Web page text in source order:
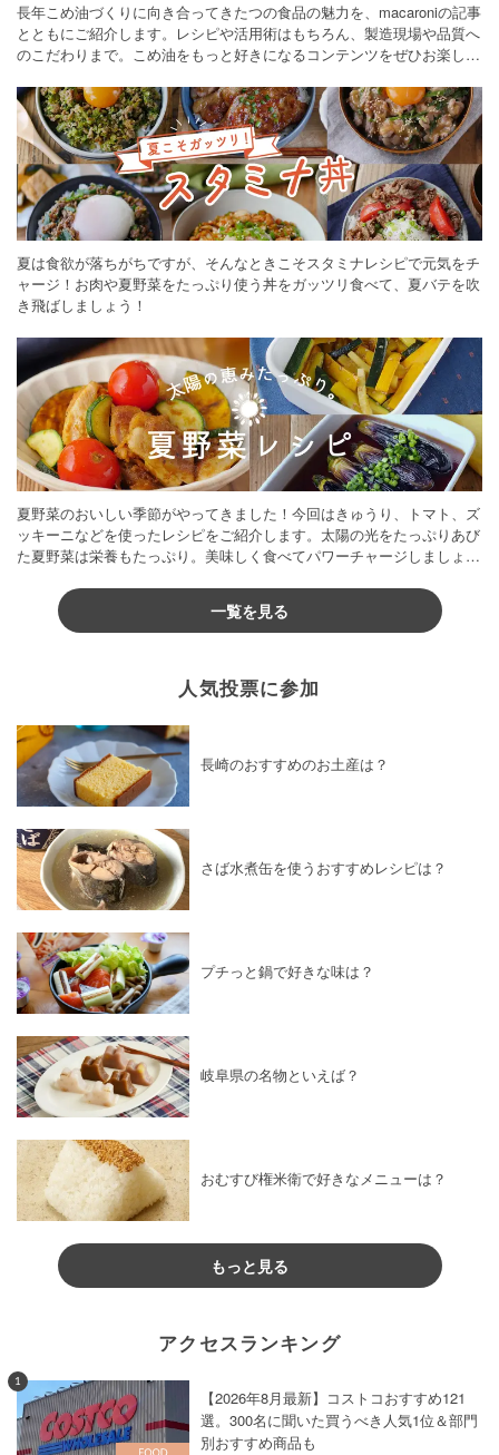
長年こめ油づくりに向き合ってきたつの食品の魅力を、macaroniの記事
とともにご紹介します。レシピや活用術はもちろん、製造現場や品質へ
のこだわりまで。こめ油をもっと好きになるコンテンツをぜひお楽しみ
夏は食欲が落ちがちですが、そんなときこそスタミナレシピで元気をチ
ャージ！お肉や夏野菜をたっぷり使う丼をガッツリ食べて、夏バテを吹
き飛ばしましょう！
夏野菜のおいしい季節がやってきました！今回はきゅうり、トマト、ズ
ッキーニなどを使ったレシピをご紹介します。太陽の光をたっぷりあび
た夏野菜は栄養もたっぷり。美味しく食べてパワーチャージしましょう
一覧を見る
人気投票に参加
長崎のおすすめのお土産は？
さば水煮缶を使うおすすめレシピは？
プチっと鍋で好きな味は？
岐阜県の名物といえば？
おむすび権米衛で好きなメニューは？
もっと見る
アクセスランキング
1
【2026年8月最新】コストコおすすめ121
選。300名に聞いた買うべき人気1位＆部門
別おすすめ商品も